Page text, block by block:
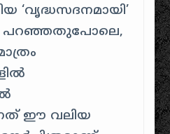
‘വൃദ്ധസദനമായി’
പറഞ്ഞതുപോലെ,
ഈ വലിയ